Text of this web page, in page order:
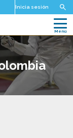
Inicia sesión